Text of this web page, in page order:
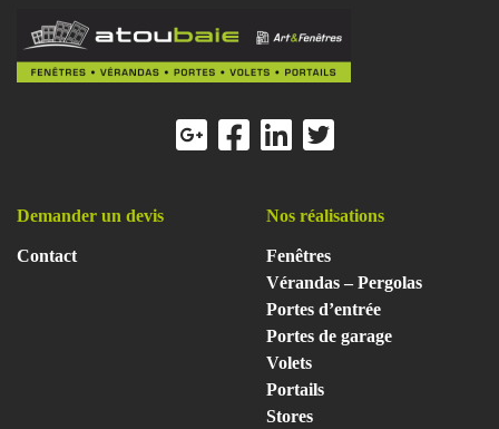
Demander un devis
Contact
Nos réalisations
Fenêtres
Vérandas – Pergolas
Portes d’entrée
Portes de garage
Volets
Portails
Stores